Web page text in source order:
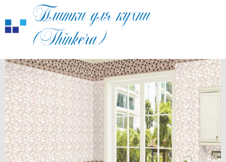
Плитки для кухни
(Thinkera)